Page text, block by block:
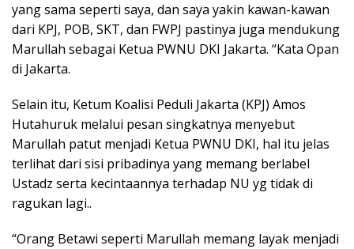
yang sama seperti saya, dan saya yakin kawan-kawan
dari KPJ, POB, SKT, dan FWPJ pastinya juga mendukung
Marullah sebagai Ketua PWNU DKI Jakarta. “Kata Opan
di Jakarta.
Selain itu, Ketum Koalisi Peduli Jakarta (KPJ) Amos
Hutahuruk melalui pesan singkatnya menyebut
Marullah patut menjadi Ketua PWNU DKI, hal itu jelas
terlihat dari sisi pribadinya yang memang berlabel
Ustadz serta kecintaannya terhadap NU yg tidak di
ragukan lagi..
“Orang Betawi seperti Marullah memang layak menjadi